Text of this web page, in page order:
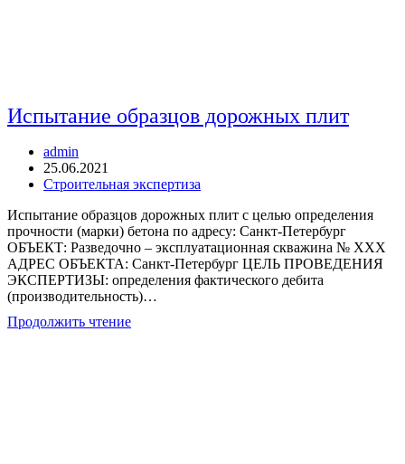
Испытание образцов дорожных плит
Автор
записи:
admin
Запись
опубликована:
25.06.2021
Рубрика
Строительная экспертиза
Испытание образцов дорожных плит с целью определения
прочности (марки) бетона по адресу: Санкт-Петербург
ОБЪЕКТ: Разведочно – эксплуатационная скважина № ХХХ
АДРЕС ОБЪЕКТА: Санкт-Петербург ЦЕЛЬ ПРОВЕДЕНИЯ
ЭКСПЕРТИЗЫ: определения фактического дебита
(производительность)…
Продолжить чтениеИспытание